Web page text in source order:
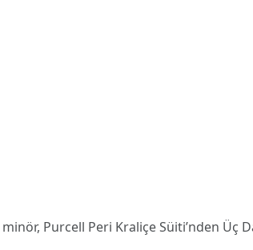
Purcell Peri Kraliçe Süiti’nden Üç